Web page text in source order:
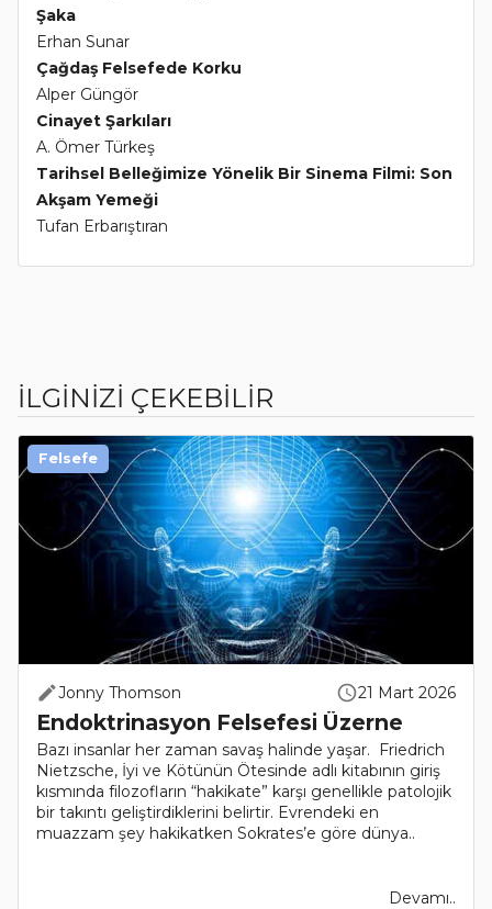
Şaka
Erhan Sunar
Çağdaş Felsefede Korku
Alper Güngör
Cinayet Şarkıları
A. Ömer Türkeş
Tarihsel Belleğimize Yönelik Bir Sinema Filmi: Son
Akşam Yemeği
Tufan Erbarıştıran
İLGİNİZİ ÇEKEBİLİR
Jonny Thomson 21 Mart 2026
Endoktrinasyon Felsefesi Üzerne
Bazı insanlar her zaman savaş halinde yaşar. Friedrich
Nietzsche, İyi ve Kötünün Ötesinde adlı kitabının giriş
kısmında filozofların “hakikate” karşı genellikle patolojik
bir takıntı geliştirdiklerini belirtir. Evrendeki en
muazzam şey hakikatken Sokrates’e göre dünya..
Devamı..
Felsefe